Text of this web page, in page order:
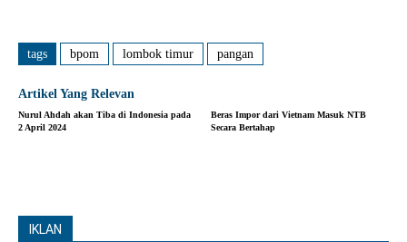
tags bpom lombok timur pangan
Artikel Yang Relevan
Nurul Ahdah akan Tiba di Indonesia pada
2 April 2024
Beras Impor dari Vietnam Masuk NTB
Secara Bertahap
IKLAN